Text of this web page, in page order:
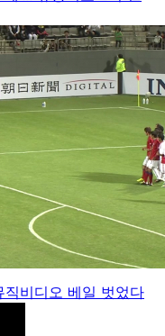
직비디오 베일 벗었다